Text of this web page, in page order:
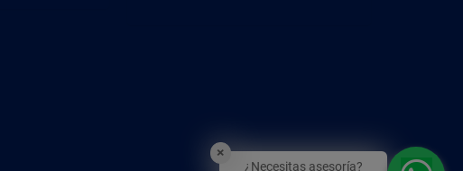
×
¿Necesitas asesoría?